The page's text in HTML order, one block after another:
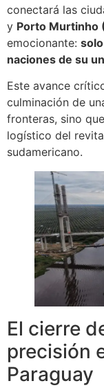
conectará las
y Porto Murtinho
emocionante:
naciones de su
Este avance
culminación de
fronteras, sino
logístico del
sudamericano.
El cierre
precisión
Paraguay